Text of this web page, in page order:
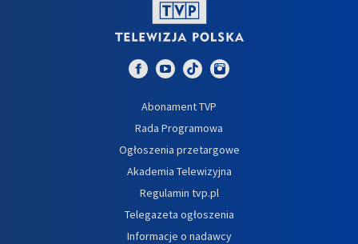
Abonament TVP
Rada Programowa
Ogłoszenia przetargowe
Akademia Telewizyjna
Regulamin tvp.pl
Telegazeta ogłoszenia
Informacje o nadawcy